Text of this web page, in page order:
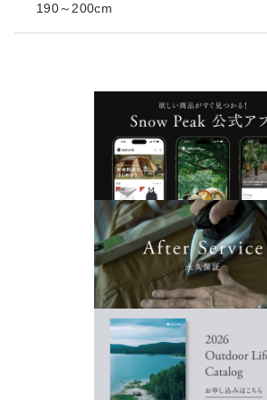
190～200cm